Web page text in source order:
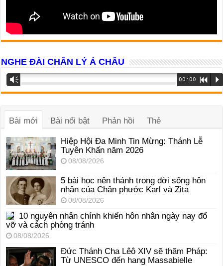
NGHE ĐÀI CHÂN LÝ Á CHÂU
Trình
phát
âm
Vm 00:00 R P
Bài mới Bài nổi bật Phản hồi Thẻ
Hiệp Hội Đa Minh Tin Mừng: Thánh Lễ
Tuyên Khấn năm 2026
08/08/2026
5 bài học nên thánh trong đời sống hôn
nhân của Chân phước Karl và Zita
08/08/2026
10 nguyên nhân chính khiến hôn nhân ngày nay đổ
vỡ và cách phòng tránh
08/08/2026
Đức Thánh Cha Lêô XIV sẽ thăm Pháp:
Từ UNESCO đến hang Massabielle